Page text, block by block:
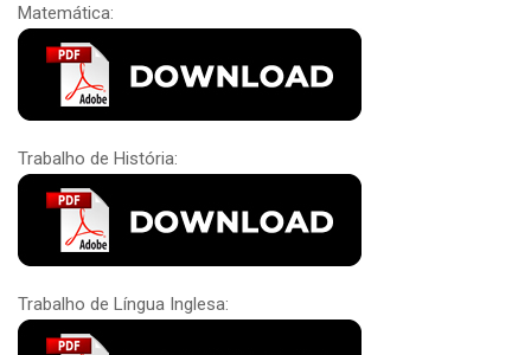
Matemática:
Trabalho de História:
Trabalho de Língua Inglesa: